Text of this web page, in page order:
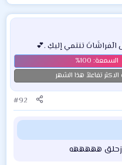
تنتمي إليكِ .💕
تفاعلاً هذا الشهر
#92
هههههه